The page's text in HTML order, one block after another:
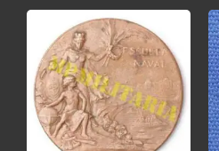
era:
R$50,00.
atual
é:
R$45,00.